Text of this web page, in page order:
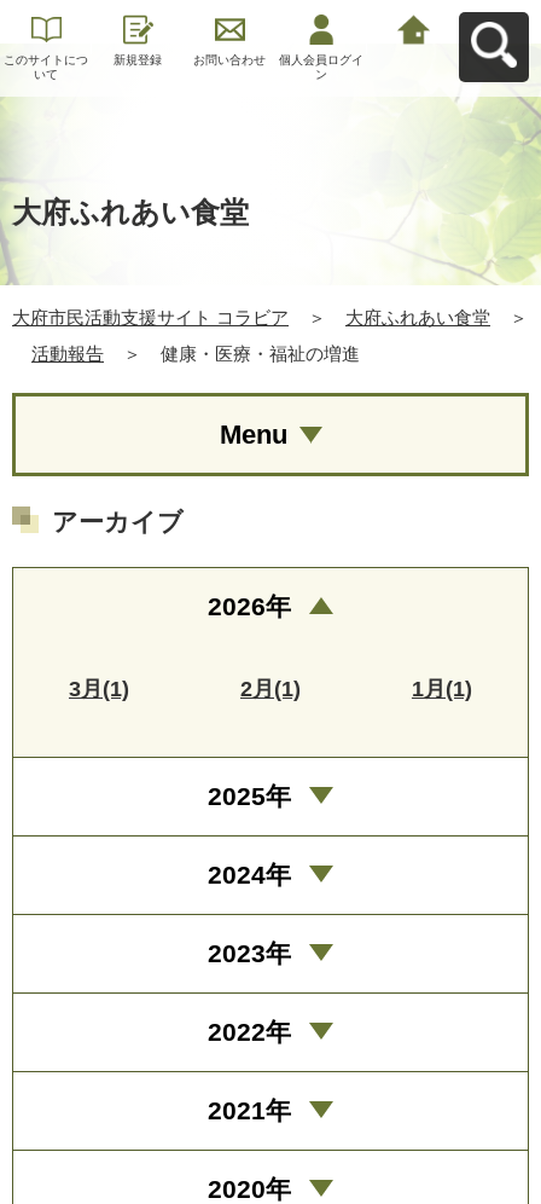
このサイトにつ
いて
新規登録 お問い合わせ
個人会員ログイ
ン
大府ふれあい食堂
大府市民活動支援サイト コラビア ＞ 大府ふれあい食堂
＞
活動報告
＞ 健康・医療・福祉の増進
Menu
アーカイブ
2026年
3月(1) 2月(1) 1月(1)
2025年
2024年
2023年
2022年
2021年
2020年